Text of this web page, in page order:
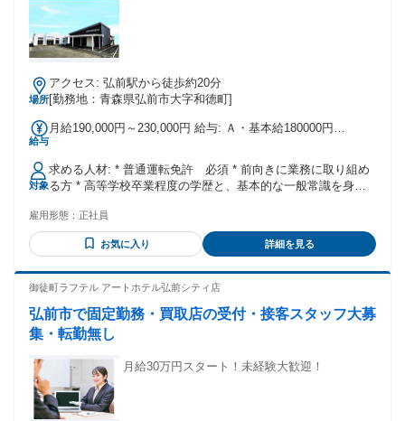
場所
アクセス: 弘前駅から徒歩約20分
[勤務地：青森県弘前市大字和徳町]
給与
月給190,000円～230,000円 給与: Ａ・基本給180000円
190000円~230000円 昇給（年1回） 賞与（8月12月・年2回）
対象
求める人材: * 普通運転免許 必須 * 前向きに業務に取り組め
る方 * 高等学校卒業程度の学歴と、基本的な一般常識を身に
ョンがとれる方 * 未経験者ＯＫ * 経験者は優遇します
雇用形態： 正社員
お気に入り 詳細を見る
御徒町ラフテル アートホテル弘前シティ店
弘前市で固定勤務・買取店の受付・接客スタッフ大募
集・転勤無し
月給30万円スタート！未経験大歓迎！